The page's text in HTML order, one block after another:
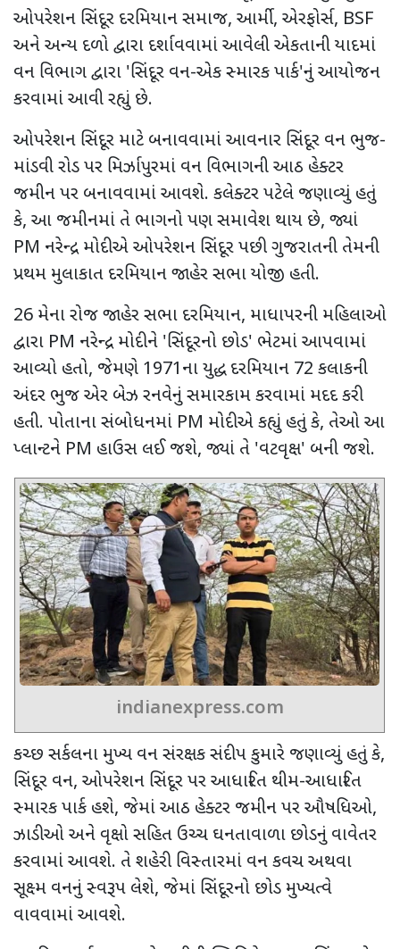
ઓપરેશન સિંદૂર દરમિયાન સમાજ, આર્મી, એરફોર્સ, BSF
અને અન્ય દળો દ્વારા દર્શાવવામાં આવેલી એકતાની યાદમાં
વન વિભાગ દ્વારા 'સિંદૂર વન-એક સ્મારક પાર્ક'નું આયોજન
કરવામાં આવી રહ્યું છે.
ઓપરેશન સિંદૂર માટે બનાવવામાં આવનાર સિંદૂર વન ભુજ-
માંડવી રોડ પર મિર્ઝાપુરમાં વન વિભાગની આઠ હેક્ટર
જમીન પર બનાવવામાં આવશે. કલેક્ટર પટેલે જણાવ્યું હતું
કે, આ જમીનમાં તે ભાગનો પણ સમાવેશ થાય છે, જ્યાં
PM નરેન્દ્ર મોદીએ ઓપરેશન સિંદૂર પછી ગુજરાતની તેમની
પ્રથમ મુલાકાત દરમિયાન જાહેર સભા યોજી હતી.
26 મેના રોજ જાહેર સભા દરમિયાન, માધાપરની મહિલાઓ
દ્વારા PM નરેન્દ્ર મોદીને 'સિંદૂરનો છોડ' ભેટમાં આપવામાં
આવ્યો હતો, જેમણે 1971ના યુદ્ધ દરમિયાન 72 કલાકની
અંદર ભુજ એર બેઝ રનવેનું સમારકામ કરવામાં મદદ કરી
હતી. પોતાના સંબોધનમાં PM મોદીએ કહ્યું હતું કે, તેઓ આ
પ્લાન્ટને PM હાઉસ લઈ જશે, જ્યાં તે 'વટવૃક્ષ' બની જશે.
indianexpress.com
કચ્છ સર્કલના મુખ્ય વન સંરક્ષક સંદીપ કુમારે જણાવ્યું હતું કે,
સિંદૂર વન, ઓપરેશન સિંદૂર પર આધારિત થીમ-આધારિત
સ્મારક પાર્ક હશે, જેમાં આઠ હેક્ટર જમીન પર ઔષધિઓ,
ઝાડીઓ અને વૃક્ષો સહિત ઉચ્ચ ઘનતાવાળા છોડનું વાવેતર
કરવામાં આવશે. તે શહેરી વિસ્તારમાં વન કવચ અથવા
સૂક્ષ્મ વનનું સ્વરૂપ લેશે, જેમાં સિંદૂરનો છોડ મુખ્યત્વે
વાવવામાં આવશે.